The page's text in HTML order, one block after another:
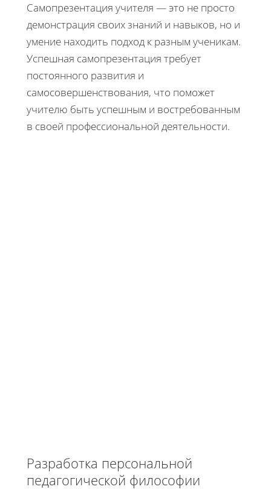
Самопрезентация учителя — это не просто
демонстрация своих знаний и навыков, но и
умение находить подход к разным ученикам.
Успешная самопрезентация требует
постоянного развития и
самосовершенствования, что поможет
учителю быть успешным и востребованным
в своей профессиональной деятельности.
Разработка персональной
педагогической философии